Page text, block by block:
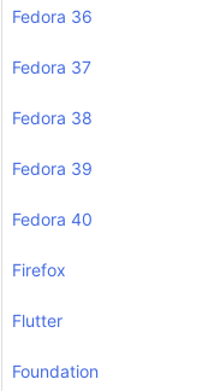
Fedora 36
Fedora 37
Fedora 38
Fedora 39
Fedora 40
Firefox
Flutter
Foundation